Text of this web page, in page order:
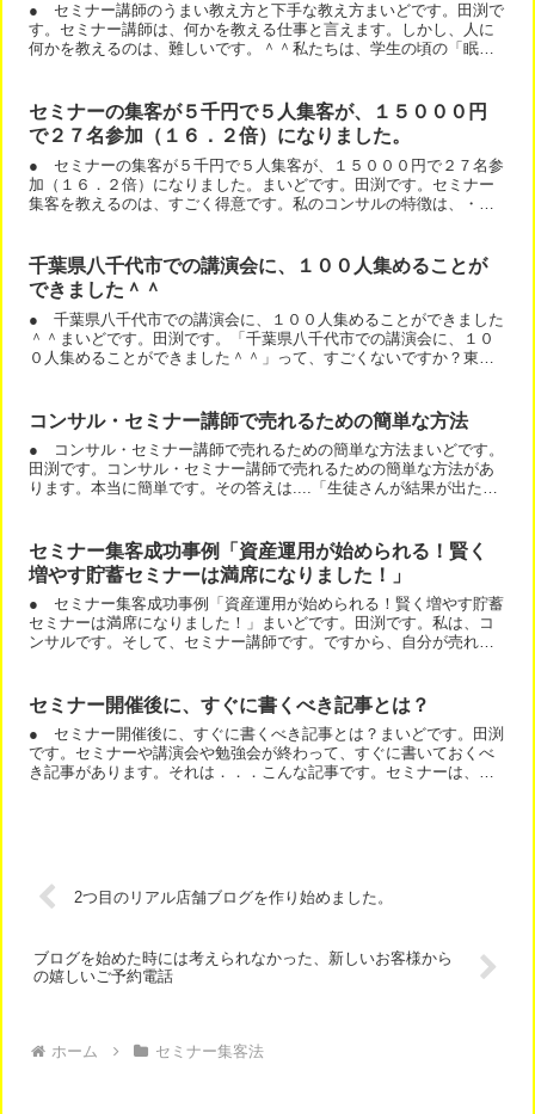
● セミナー講師のうまい教え方と下手な教え方まいどです。田渕で
す。セミナー講師は、何かを教える仕事と言えます。しかし、人に
何かを教えるのは、難しいです。＾＾私たちは、学生の頃の「眠た
セミナーの集客が５千円で５人集客が、１５０００円
で２７名参加（１６．２倍）になりました。
● セミナーの集客が５千円で５人集客が、１５０００円で２７名参
加（１６．２倍）になりました。まいどです。田渕です。セミナー
集客を教えるのは、すごく得意です。私のコンサルの特徴は、・セ
千葉県八千代市での講演会に、１００人集めることが
できました＾＾
● 千葉県八千代市での講演会に、１００人集めることができました
＾＾まいどです。田渕です。「千葉県八千代市での講演会に、１０
０人集めることができました＾＾」って、すごくないですか？東京
コンサル・セミナー講師で売れるための簡単な方法
● コンサル・セミナー講師で売れるための簡単な方法まいどです。
田渕です。コンサル・セミナー講師で売れるための簡単な方法があ
ります。本当に簡単です。その答えは....「生徒さんが結果が出たこ
セミナー集客成功事例「資産運用が始められる！賢く
増やす貯蓄セミナーは満席になりました！」
● セミナー集客成功事例「資産運用が始められる！賢く増やす貯蓄
セミナーは満席になりました！」まいどです。田渕です。私は、コ
ンサルです。そして、セミナー講師です。ですから、自分が売れる
セミナー開催後に、すぐに書くべき記事とは？
● セミナー開催後に、すぐに書くべき記事とは？まいどです。田渕
です。セミナーや講演会や勉強会が終わって、すぐに書いておくべ
き記事があります。それは．．．こんな記事です。セミナーは、そ
2つ目のリアル店舗ブログを作り始めました。
ブログを始めた時には考えられなかった、新しいお客様から
の嬉しいご予約電話
ホーム セミナー集客法